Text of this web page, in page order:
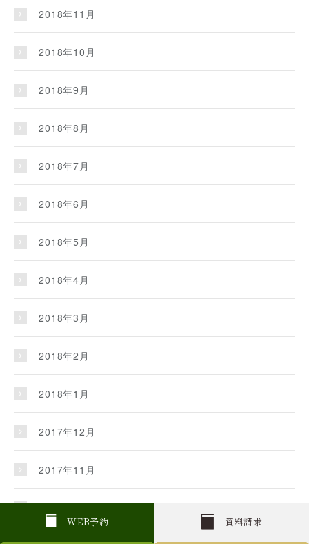
W EB予約 資料請求
2018年11月
2018年10月
2018年9月
2018年8月
2018年7月
2018年6月
2018年5月
2018年4月
2018年3月
2018年2月
2018年1月
2017年12月
2017年11月